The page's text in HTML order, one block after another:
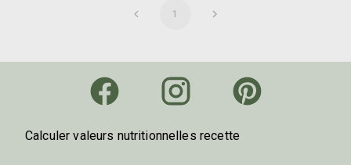
1
Calculer valeurs nutritionnelles recette